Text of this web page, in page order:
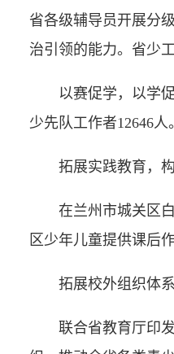
省各级辅导员开展分
治引领的能力。省少
以赛促学，以学促
少先队工作者12646
拓展实践教育，构
在兰州市城关区白
区少年儿童提供课后
拓展校外组织体系
联合省教育厅印发